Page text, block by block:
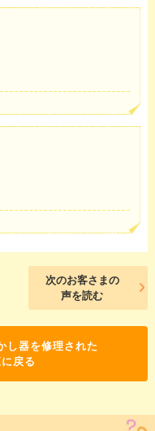
次のお客さまの
声を読む
し器を修理された
戻る